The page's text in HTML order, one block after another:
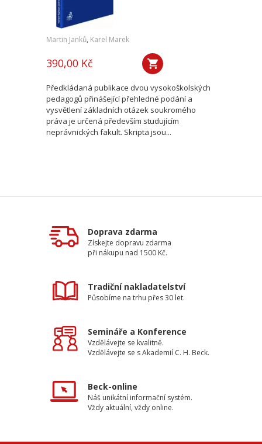
Martin Janků, Karel Marek
390,00 Kč
Předkládaná publikace dvou vysokoškolských
pedagogů přinášející přehledné podání a
vysvětlení základních otázek soukromého
práva je určená především studujícím
neprávnických fakult. Skripta jsou...
Doprava zdarma
Získejte dopravu zdarma
při nákupu nad 1500 Kč.
Tradiční nakladatelství
Působíme na trhu přes 30 let.
Semináře a Konference
Vzdělávejte se kvalitně.
Vzdělávejte se s Akademií C. H. Beck.
Beck-online
Náš unikátní informační systém.
Vždy aktuální, vždy online.